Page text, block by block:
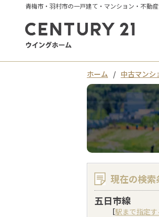
青梅市・羽村市の一戸建て・マンション・不動
ホーム 中古マンシ
現在の検索
五日市線
［駅まで指定す